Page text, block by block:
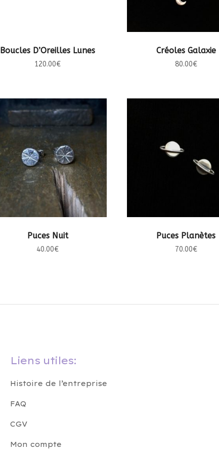
AJOUTER AU PANIER
Boucles D’Oreilles Lunes
120.00€
AJOUTER AU PANIER
Créoles Galaxie
80.00€
AJOUTER AU PANIER
Puces Nuit
40.00€
AJOUTER AU PANIER
Puces Planètes
70.00€
Liens utiles:
Histoire de l’entreprise
FAQ
CGV
Mon compte